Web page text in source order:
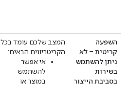
השפעה
קריטית – לא
ניתן להשתמש
בשירות
בסביבת הייצור
המצב שלכם עומד בכל
הקריטריונים הבאים:
אי אפשר
להשתמש
במוצר או